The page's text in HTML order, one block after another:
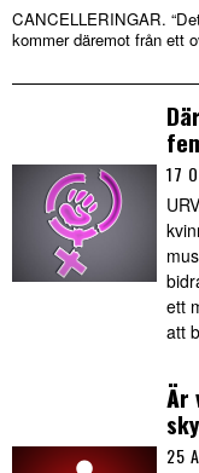
CANCELLERINGAR.
kommer däremot från ett
17
ett
att
Är
25